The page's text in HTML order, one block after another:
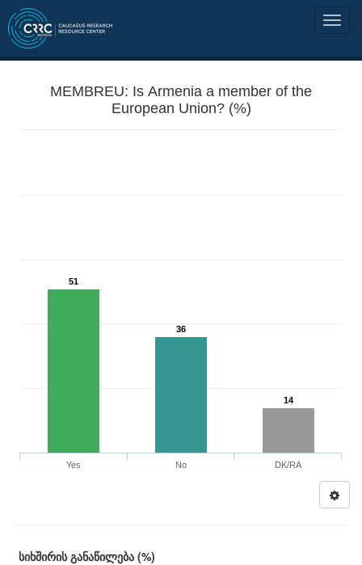
MEMBREU: Is Armenia a member of the
European Union? (%)
51
36
14
Yes No DK/RA
სიხშირის განაწილება (%)